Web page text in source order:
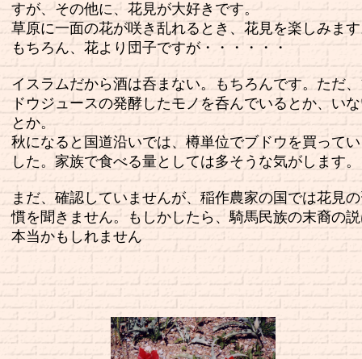
すが、その他に、花見が大好きです。
草原に一面の花が咲き乱れるとき、花見を楽しみま
もちろん、花より団子ですが・・・・・・
イスラムだから酒は呑まない。もちろんです。ただ
ドウジュースの発酵したモノを呑んでいるとか、い
とか。
秋になると国道沿いでは、樽単位でブドウを買って
した。家族で食べる量としては多そうな気がします。
まだ、確認していませんが、稲作農家の国では花見
慣を聞きません。もしかしたら、騎馬民族の末裔の
本当かもしれません